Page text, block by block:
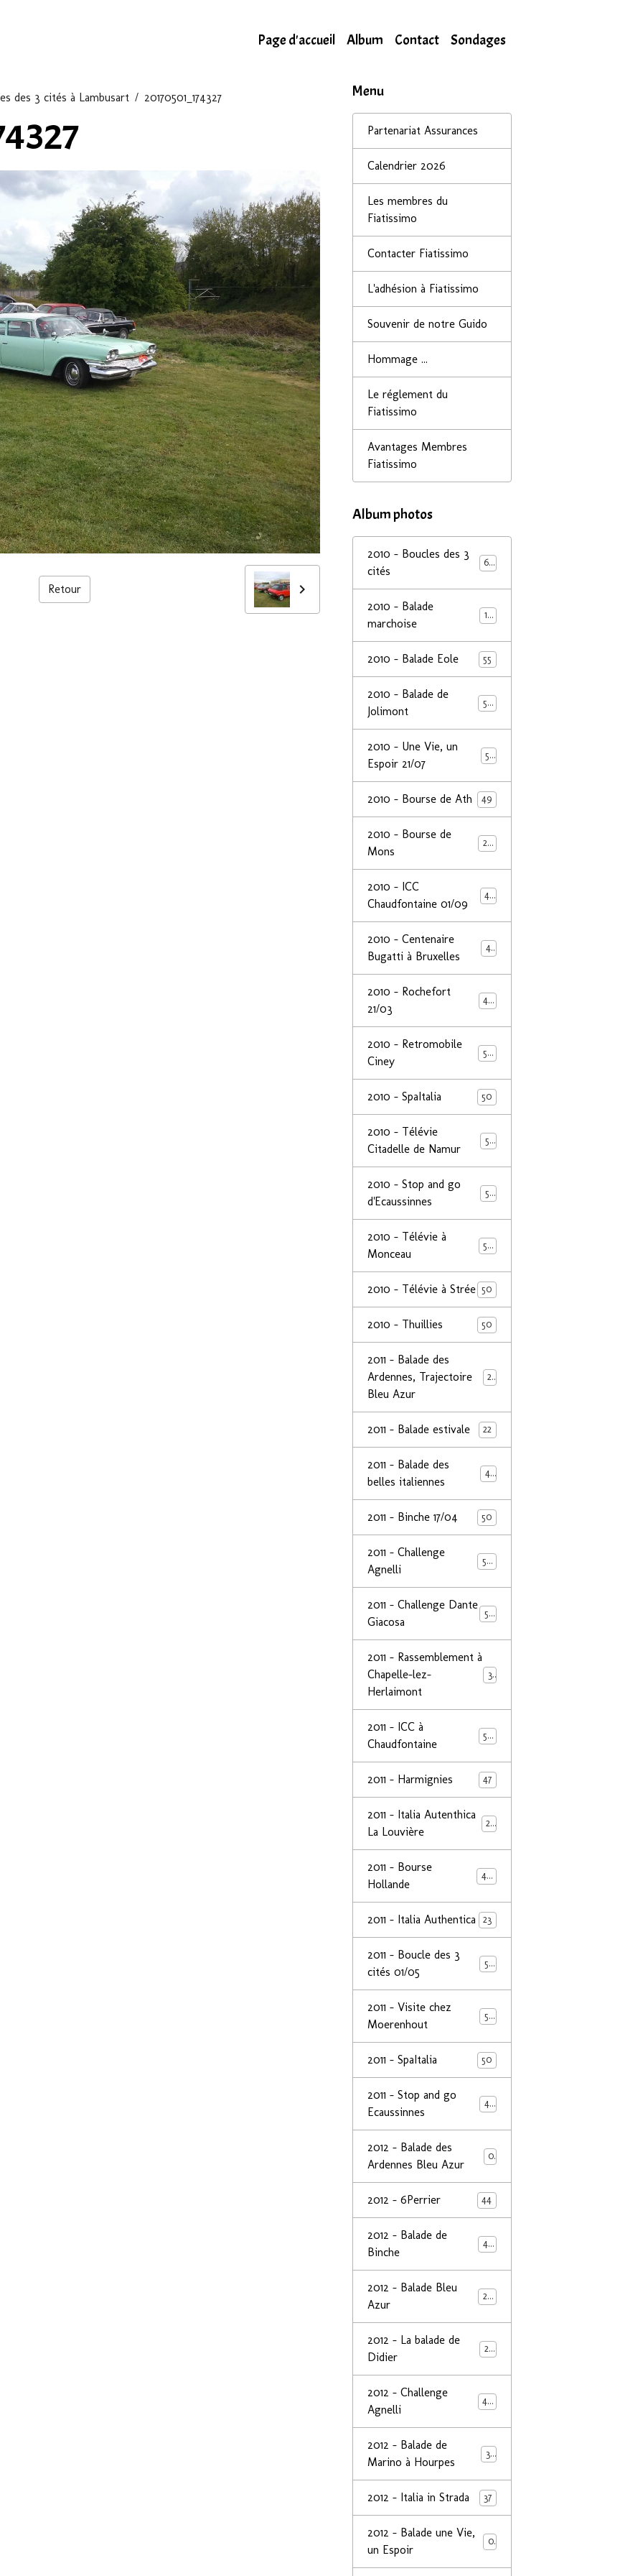
Page d'accueil Album Contact Sondages
des 3 cités à Lambusart 20170501_174327
Retour
Menu
Partenariat Assurances
Calendrier 2026
Les membres du
Fiatissimo
Contacter Fiatissimo
L'adhésion à Fiatissimo
Souvenir de notre Guido
Hommage ...
Le réglement du
Fiatissimo
Avantages Membres
Fiatissimo
Album photos
2010 - Boucles des 3
cités
68
2010 - Balade
marchoise
14
2010 - Balade Eole 55
2010 - Balade de
Jolimont
50
2010 - Une Vie, un
Espoir 21/07
53
2010 - Bourse de Ath 49
2010 - Bourse de
Mons
29
2010 - ICC
Chaudfontaine 01/09
44
2010 - Centenaire
Bugatti à Bruxelles
44
2010 - Rochefort
21/03
47
2010 - Retromobile
Ciney
50
2010 - SpaItalia 50
2010 - Télévie
Citadelle de Namur
50
2010 - Stop and go
d'Ecaussinnes
50
2010 - Télévie à
Monceau
50
2010 - Télévie à Strée 50
2010 - Thuillies 50
2011 - Balade des
Ardennes, Trajectoire
Bleu Azur
24
2011 - Balade estivale 22
2011 - Balade des
belles italiennes
49
2011 - Binche 17/04 50
2011 - Challenge
Agnelli
50
2011 - Challenge Dante
Giacosa
50
2011 - Rassemblement à
Chapelle-lez-
Herlaimont
32
2011 - ICC à
Chaudfontaine
50
2011 - Harmignies 47
2011 - Italia Autenthica
La Louvière
23
2011 - Bourse
Hollande
40
2011 - Italia Authentica 23
2011 - Boucle des 3
cités 01/05
50
2011 - Visite chez
Moerenhout
50
2011 - SpaItalia 50
2011 - Stop and go
Ecaussinnes
44
2012 - Balade des
Ardennes Bleu Azur
0
2012 - 6Perrier 44
2012 - Balade de
Binche
48
2012 - Balade Bleu
Azur
26
2012 - La balade de
Didier
25
2012 - Challenge
Agnelli
44
2012 - Balade de
Marino à Hourpes
39
2012 - Italia in Strada 37
2012 - Balade une Vie,
un Espoir
0